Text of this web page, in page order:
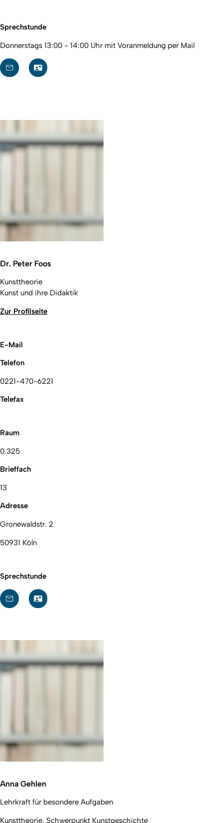
Sprechstunde
Donnerstags 13:00 - 14:00 Uhr mit Voranmeldung per Mail
Dr. Peter Foos
Kunsttheorie
Kunst und ihre Didaktik
Zur Profilseite
E-Mail
Telefon
0221-470-6221
Telefax
Raum
0.325
Brieffach
13
Adresse
Gronewaldstr. 2
50931 Köln
Sprechstunde
Anna Gehlen
Lehrkraft für besondere Aufgaben
Kunsttheorie, Schwerpunkt Kunstgeschichte